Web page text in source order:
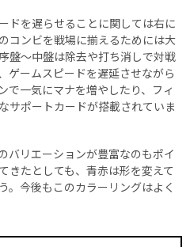
ドを遅らせることに関しては右に
コンビを戦場に揃えるためには大
盤～中盤は除去や打ち消しで対戦
ゲームスピードを遅延させながら
で一気にマナを増やしたり、フィ
サポートカードが搭載されていま
バリエーションが豊富なのもポイ
きたとしても、青赤は形を変えて
。今後もこのカラーリングはよく